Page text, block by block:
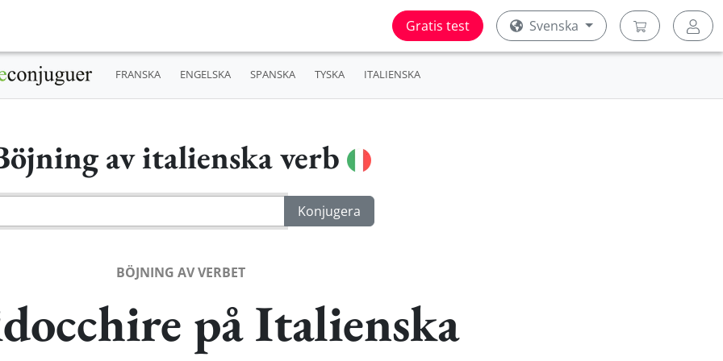
Gratis test Svenska
FRANSKA ENGELSKA SPANSKA TYSKA ITALIENSKA
av italienska verb
BÖJNING AV VERBET
på Italienska